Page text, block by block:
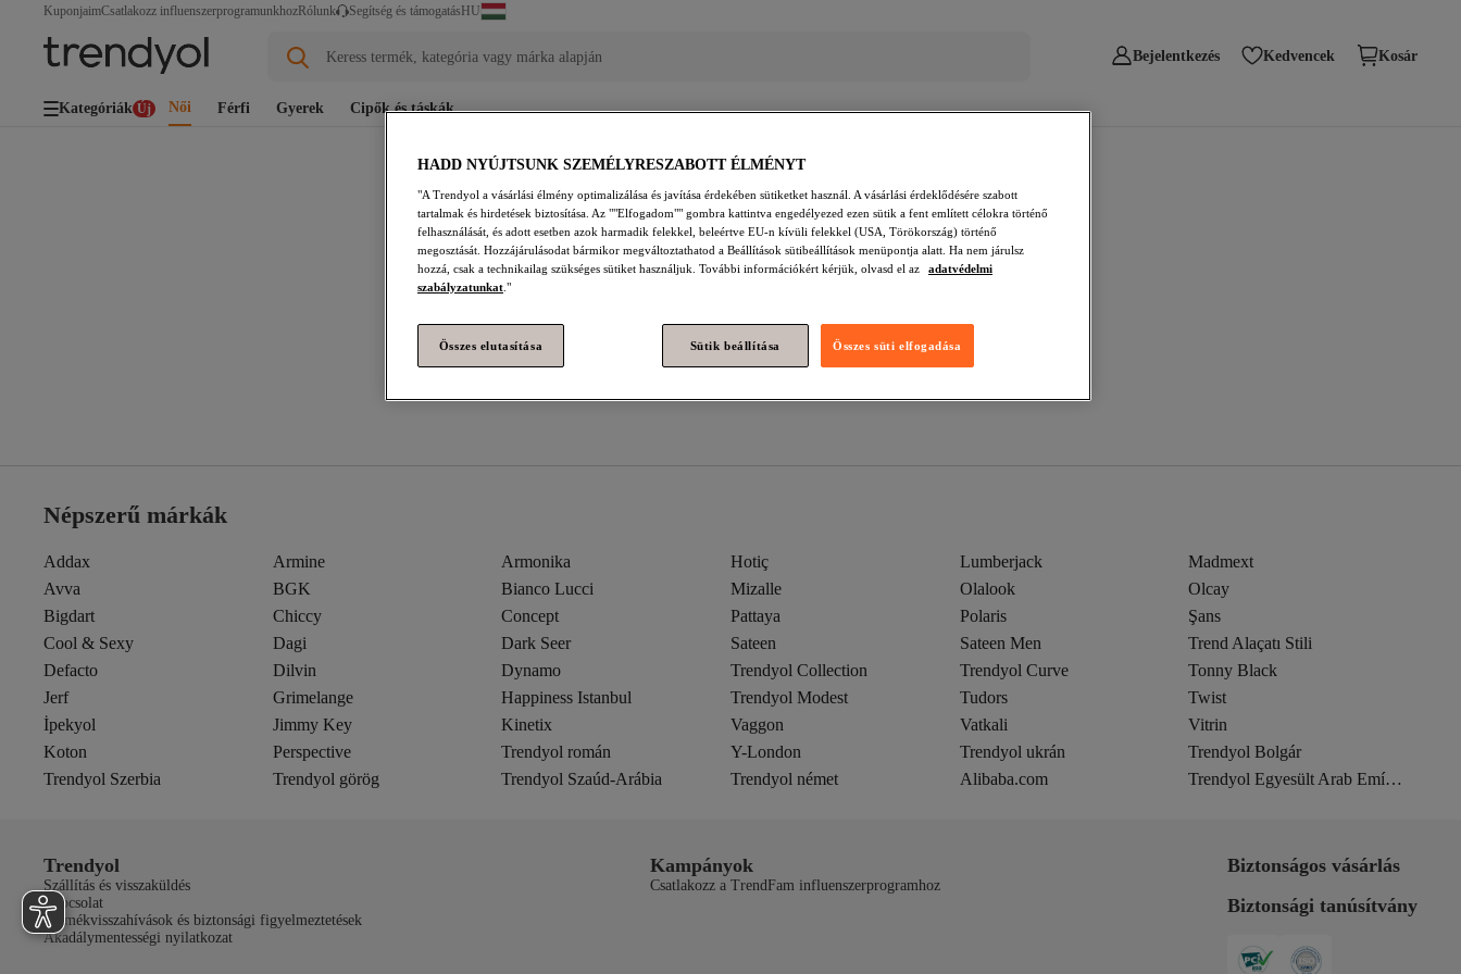
KuponjaimCsatlakozz influenszerprogramunkhoz Rólunk Segítség és támogatásHU
Keress termék, kategória vagy márka alapján Bejelentkezés Kedvencek Kosár
Kategóriák Új Női Férfi Gyerek Cipők és táskák
Népszerű márkák
Addax Armine
Armonika
Avva
BGK
Bianco Lucci
Bigdart
Chiccy
Concept
Cool & Sexy
Dagi
Dark Seer
Defacto
Dilvin
Dynamo
Jerf
Grimelange
Happiness Istanbul
İpekyol
Jimmy Key
Kinetix
Koton
Perspective
Trendyol román
Trendyol Szerbia
Trendyol görög Trendyol Szaúd-Arábia
Hotiç Lumberjack
Madmext
Mizalle
Olalook
Olcay
Pattaya
Polaris
Şans
Sateen
Sateen Men
Trend Alaçatı Stili
Trendyol Collection
Trendyol Curve
Tonny Black
Trendyol Modest
Tudors
Twist
Vaggon
Vatkali
Vitrin
Y-London
Trendyol ukrán
Trendyol Bolgár
Trendyol német
Alibaba.com Trendyol Egyesült Arab Emírségek
Trendyol
Szállítás és visszaküldés
Kapcsolat
Termékvisszahívások és biztonsági figyelmeztetések
Akadálymentességi nyilatkozat
Kampányok
Csatlakozz a TrendFam influenszerprogramhoz
Biztonságos vásárlás
Biztonsági tanúsítvány
HADD NYÚJTSUNK SZEMÉLYRESZABOTT ÉLMÉNYT
"A Trendyol a vásárlási élmény optimalizálása és javítása érdekében sütiketket használ. A vásárlási érdeklődésére szabott
tartalmak és hirdetések biztosítása. Az ""Elfogadom"" gombra kattintva engedélyezed ezen sütik a fent említett célokra történő
felhasználását, és adott esetben azok harmadik felekkel, beleértve EU-n kívüli felekkel (USA, Törökország) történő
megosztását. Hozzájárulásodat bármikor megváltoztathatod a Beállítások sütibeállítások menüpontja alatt. Ha nem járulsz
hozzá, csak a technikailag szükséges sütiket használjuk. További információkért kérjük, olvasd el az
adatvédelmi
szabályzatunkat ."
Összes elutasítása Sütik beállítása Összes süti elfogadása